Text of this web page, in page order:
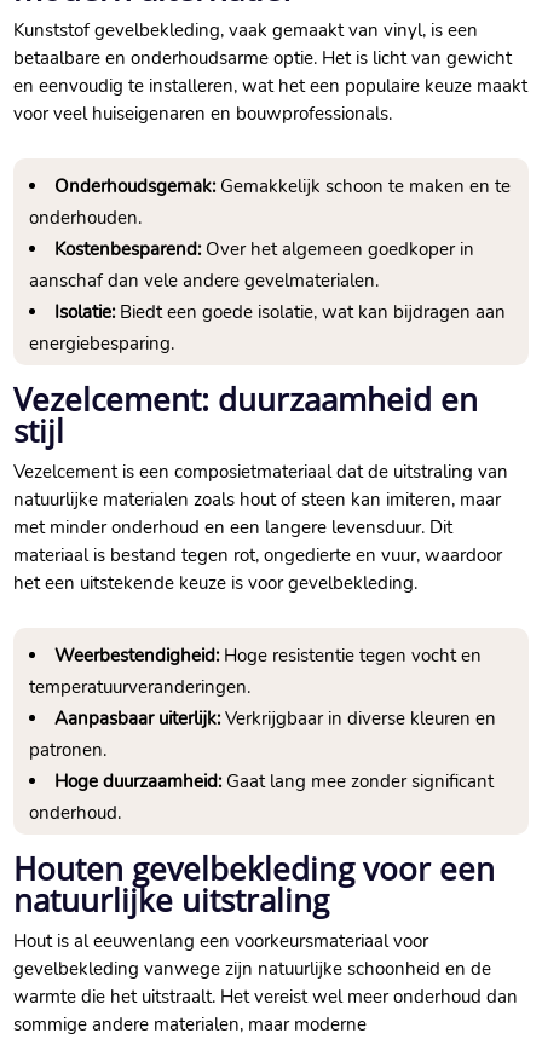
Kunststof gevelbekleding, vaak gemaakt van vinyl, is een
betaalbare en onderhoudsarme optie.​ Het is licht van gewicht
en eenvoudig te installeren, wat het een populaire keuze maakt
voor veel huiseigenaren en bouwprofessionals.​
Onderhoudsgemak:Gemakkelijk schoon te maken en te
onderhouden.​
Kostenbesparend:Over het algemeen goedkoper in
aanschaf dan vele andere gevelmaterialen.​
Isolatie:Biedt een goede isolatie, wat kan bijdragen aan
energiebesparing.​
Vezelcement: duurzaamheid en
stijl
Vezelcement is een composietmateriaal dat de uitstraling van
natuurlijke materialen zoals hout of steen kan imiteren, maar
met minder onderhoud en een langere levensduur.​ Dit
materiaal is bestand tegen rot, ongedierte en vuur, waardoor
het een uitstekende keuze is voor gevelbekleding.​
Weerbestendigheid:Hoge resistentie tegen vocht en
temperatuurveranderingen.​
Aanpasbaar uiterlijk:Verkrijgbaar in diverse kleuren en
patronen.​
Hoge duurzaamheid:Gaat lang mee zonder significant
onderhoud.​
Houten gevelbekleding voor een
natuurlijke uitstraling
Hout is al eeuwenlang een voorkeursmateriaal voor
gevelbekleding vanwege zijn natuurlijke schoonheid en de
warmte die het uitstraalt.​ Het vereist wel meer onderhoud dan
sommige andere materialen, maar moderne